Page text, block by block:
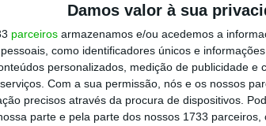
Damos valor à sua
parceiros armazenamos e/ou acedemos a
como identificadores únicos e
personalizados, medição de publicidade e
Com a sua permissão, nós e os nossos
precisos através da procura de dispositivos.
parte e pela parte dos nossos 1733 parceiros,
em redes.Ciclos plurianuais
à qualidade e resiliência)
de capital. O nosso modelo assente
RAB+WACC) com o
por continuidade e